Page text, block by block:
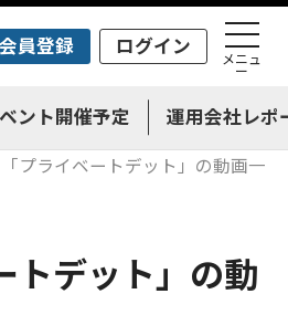
会員登録 ログイン
メニュ
ー
ント開催予定 運用会社レポ
「プライベートデット」の動画一
トデット」の動